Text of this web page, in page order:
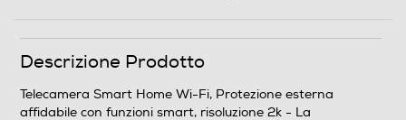
Informazioni sulla sicurezza del prodotto
Clicca qui
Descrizione Prodotto
Telecamera Smart Home Wi-Fi, Protezione esterna
affidabile con funzioni smart, risoluzione 2k - La